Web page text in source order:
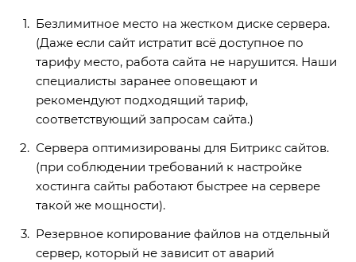
Безлимитное место на жестком диске сервера.
(Даже если сайт истратит всё доступное по
тарифу место, работа сайта не нарушится. Наши
специалисты заранее оповещают и
рекомендуют подходящий тариф,
соответствующий запросам сайта.)
Сервера оптимизированы для Битрикс сайтов.
(при соблюдении требований к настройке
хостинга сайты работают быстрее на сервере
такой же мощности).
Резервное копирование файлов на отдельный
сервер, который не зависит от аварий